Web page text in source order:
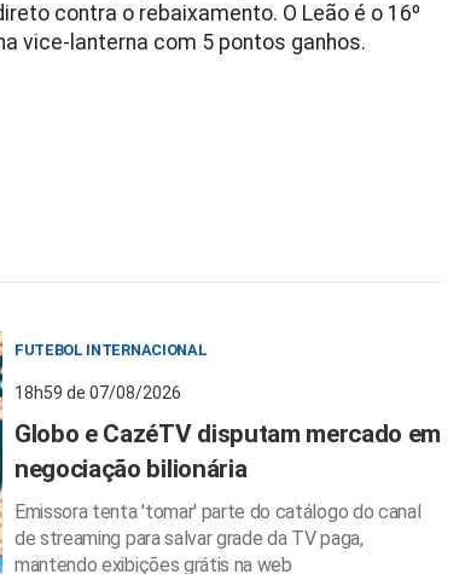
contra o rebaixamento. O Leão é o 16º
vice-lanterna com 5 pontos ganhos.
FUTEBOL INTERNACIONAL
18h59 de 07/08/2026
Globo e CazéTV disputam mercado em
negociação bilionária
Emissora tenta 'tomar' parte do catálogo do canal
de streaming para salvar grade da TV paga,
mantendo exibições grátis na web